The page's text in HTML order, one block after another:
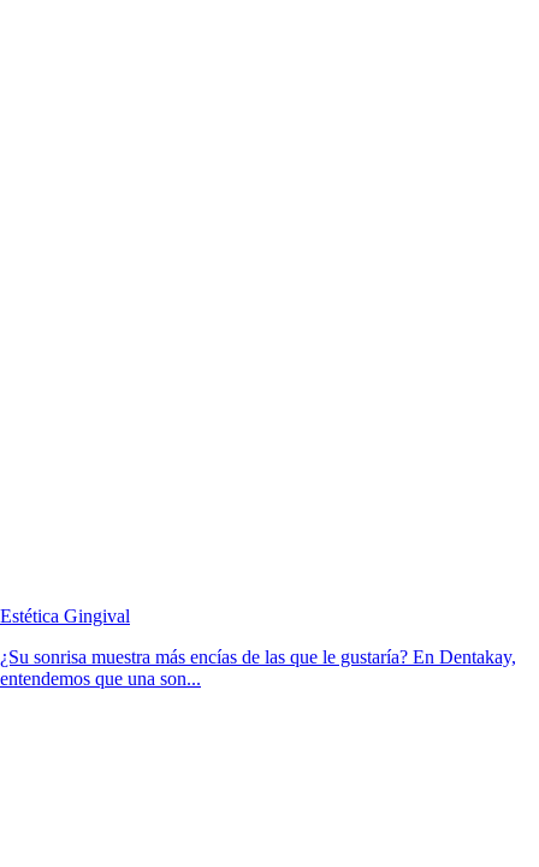
Estética Gingival
¿Su sonrisa muestra más encías de las que le gustaría? En Dentakay,
entendemos que una son...